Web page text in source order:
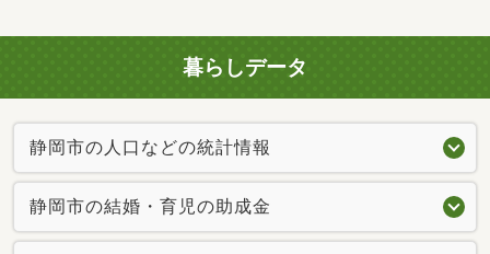
暮らしデータ
静岡市の人口などの統計情報
静岡市の結婚・育児の助成金